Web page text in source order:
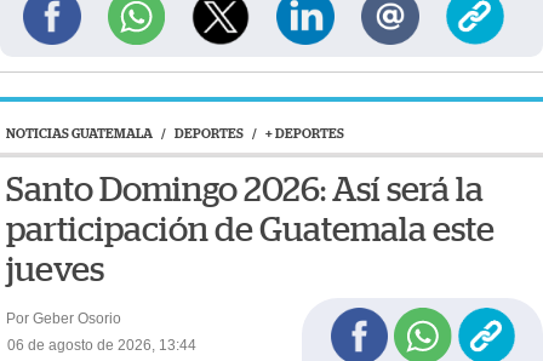
NOTICIAS GUATEMALA / DEPORTES / + DEPORTES
Santo Domingo 2026: Así será la
participación de Guatemala este
jueves
Por Geber Osorio
06 de agosto de 2026, 13:44